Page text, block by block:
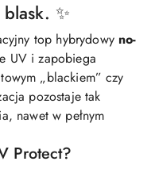
✨
top hybrydowy no-
UV i zapobiega
„blackiem” czy
pozostaje tak
nawet w pełnym
Protect?